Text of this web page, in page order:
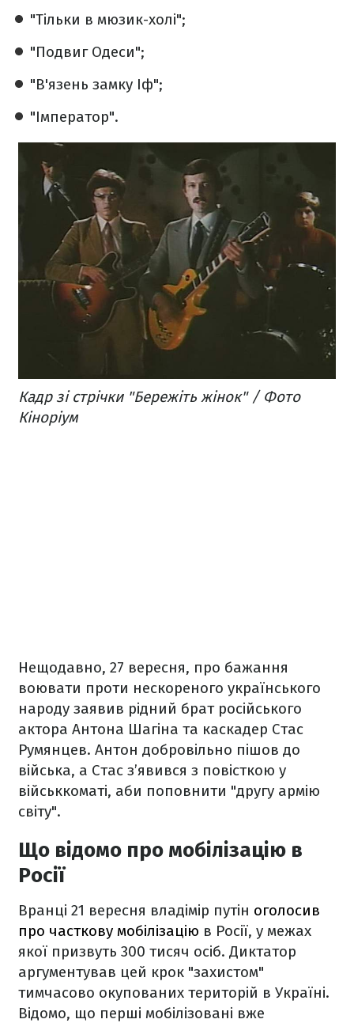
"Тільки в мюзик-холі";
"Подвиг Одеси";
"В'язень замку Іф";
"Імператор".
Кадр зі стрічки "Бережіть жінок" / Фото
Кіноріум
Нещодавно, 27 вересня, про бажання
воювати проти нескореного українського
народу заявив рідний брат російського
актора Антона Шагіна та каскадер Стас
Румянцев. Антон добровільно пішов до
війська, а Стас з’явився з повісткою у
військкоматі, аби поповнити "другу армію
світу".
Що відомо про мобілізацію в
Росії
Вранці 21 вересня владімір путін оголосив
про часткову мобілізацію в Росії, у межах
якої призвуть 300 тисяч осіб. Диктатор
аргументував цей крок "захистом"
тимчасово окупованих територій в Україні.
Відомо, що перші мобілізовані вже